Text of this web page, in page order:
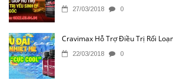
27/03/2018 0
Cravimax Hỗ Trợ Điều Trị Rối
22/03/2018 0